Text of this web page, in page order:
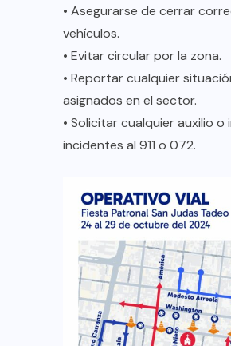
• Asegurarse de cerrar
vehículos.
• Evitar circular por la zona.
• Reportar cualquier
asignados en el sector.
• Solicitar cualquier auxilio o
incidentes al 911 o 072.